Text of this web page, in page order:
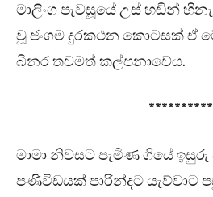
මාලිංග පැවසූයේ උස් හඬින්
වූ ජංගම දුරකථන කොටසක් ඒ
බිනර තවමත් කල්පනාවේය.
මාමා නිවසට පැමිණ ගියේ
පණිවිඩයක් පාරින්දට යැව්වාට